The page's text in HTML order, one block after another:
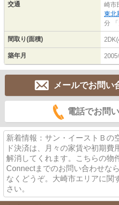
交通
崎市
東北
分
間取り(面積)
築年月
メールでお問い
電話でお問
新着情報：サン・イーストＢの
ド決済は、月々の家賃や初期費
解消してくれます。こちらの物
Connectまでのお問い合わせな
なくどうぞ。大崎市エリアに関
さい。